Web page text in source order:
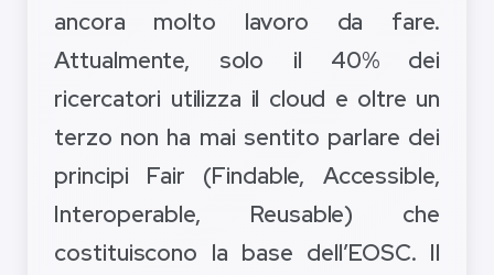
ancora molto lavoro da fare.
Attualmente, solo il 40% dei
ricercatori utilizza il cloud e oltre un
terzo non ha mai sentito parlare dei
principi Fair (Findable, Accessible,
Interoperable, Reusable) che
costituiscono la base dell’EOSC. Il